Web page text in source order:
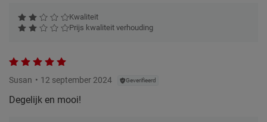
Kwaliteit
Prijs kwaliteit verhouding
Susan 12 september 2024 Geverifieerd
Degelijk en mooi!